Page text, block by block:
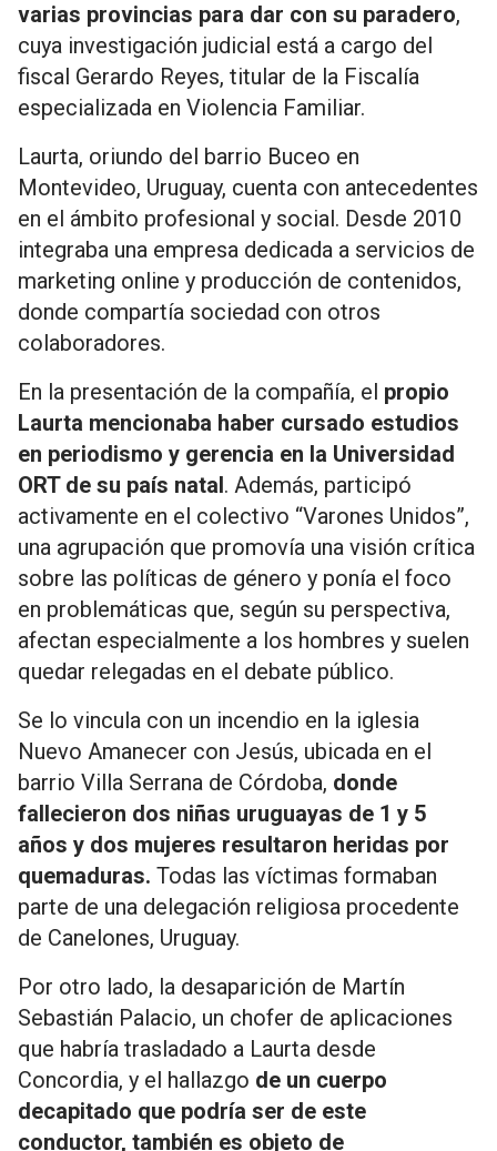
varias provincias para dar con su paradero,
cuya investigación judicial está a cargo del
fiscal Gerardo Reyes, titular de la Fiscalía
especializada en Violencia Familiar.
Laurta, oriundo del barrio Buceo en
Montevideo, Uruguay, cuenta con antecedentes
en el ámbito profesional y social. Desde 2010
integraba una empresa dedicada a servicios de
marketing online y producción de contenidos,
donde compartía sociedad con otros
colaboradores.
En la presentación de la compañía, el propio
Laurta mencionaba haber cursado estudios
en periodismo y gerencia en la Universidad
ORT de su país natal. Además, participó
activamente en el colectivo “Varones Unidos”,
una agrupación que promovía una visión crítica
sobre las políticas de género y ponía el foco
en problemáticas que, según su perspectiva,
afectan especialmente a los hombres y suelen
quedar relegadas en el debate público.
Se lo vincula con un incendio en la iglesia
Nuevo Amanecer con Jesús, ubicada en el
barrio Villa Serrana de Córdoba, donde
fallecieron dos niñas uruguayas de 1 y 5
años y dos mujeres resultaron heridas por
quemaduras. Todas las víctimas formaban
parte de una delegación religiosa procedente
de Canelones, Uruguay.
Por otro lado, la desaparición de Martín
Sebastián Palacio, un chofer de aplicaciones
que habría trasladado a Laurta desde
Concordia, y el hallazgo de un cuerpo
decapitado que podría ser de este
conductor, también es objeto de